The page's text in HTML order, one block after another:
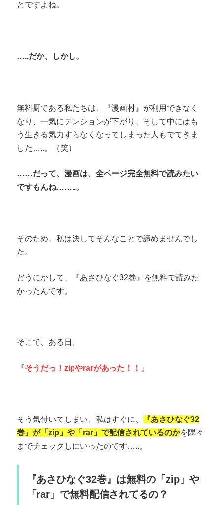
とですよね。
…..だか、しかし。
無料厨である私たちは、『漫画村』が利用できなく
なり、一気にテンションが下がり、そして中にはも
う生きる気力すらなくなってしまった人もでてきま
した…..。（笑）
……だって、漫画は、全ページ完全無料で読みたい
ですもんね……..。
そのため、私は決してそんなことで諦めませんでし
た。
どうにかして、『あさひなぐ32巻』を無料で読みた
かったんです。
そこで、ある日。
『そうだっ！zipやrarがあった！！ 』
そう気付いてしまい、私はすぐに、
『あさひなぐ32
巻』が「zip」や「rar」で配信されているのかを隅々
までチェックしにいったのです…..。
『あさひなぐ32巻』は無料の「zip」や
「rar」で無料配信されてるの？